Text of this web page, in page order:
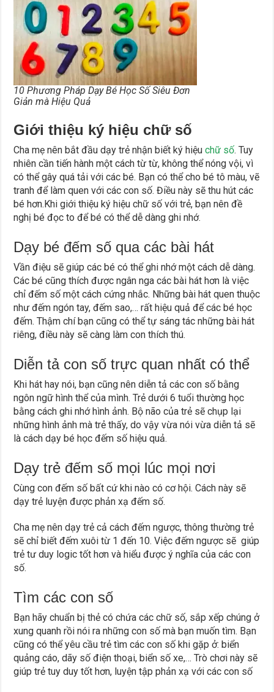
10 Phương Pháp Dạy Bé Học Số Siêu Đơn
Giản mà Hiệu Quả
Giới thiệu ký hiệu chữ số
Cha mẹ nên bắt đầu dạy trẻ nhận biết ký hiệuchữ số. Tuy
nhiên cần tiến hành một cách từ từ, không thể nóng vội, vì
có thể gây quá tải với các bé. Bạn có thể cho bé tô màu, vẽ
tranh để làm quen với các con số. Điều này sẽ thu hút các
bé hơn.Khi giới thiệu ký hiệu chữ số với trẻ, bạn nên đề
nghị bé đọc to để bé có thể dễ dàng ghi nhớ.
Dạy bé đếm số qua các bài hát
Vần điệu sẽ giúp các bé có thể ghi nhớ một cách dễ dàng.
Các bé cũng thích được ngân nga các bài hát hơn là việc
chỉ đếm số một cách cứng nhắc. Những bài hát quen thuộc
như đếm ngón tay, đếm sao,… rất hiệu quả để các bé học
đếm. Thậm chí bạn cũng có thể tự sáng tác những bài hát
riêng, điều này sẽ càng làm con thích thú.
Diễn tả con số trực quan nhất có thể
Khi hát hay nói, bạn cũng nên diễn tả các con số bằng
ngôn ngữ hình thể của mình. Trẻ dưới 6 tuổi thường học
bằng cách ghi nhớ hình ảnh. Bộ não của trẻ sẽ chụp lại
những hình ảnh mà trẻ thấy, do vậy vừa nói vừa diễn tả sẽ
là cách dạy bé học đếm số hiệu quả.
Dạy trẻ đếm số mọi lúc mọi nơi
Cùng con đếm số bất cứ khi nào có cơ hội. Cách này sẽ
dạy trẻ luyện được phản xạ đếm số.
Cha mẹ nên dạy trẻ cả cách đếm ngược, thông thường trẻ
sẽ chỉ biết đếm xuôi từ 1 đến 10. Việc đếm ngược sẽ giúp
trẻ tư duy logic tốt hơn và hiểu được ý nghĩa của các con
số.
Tìm các con số
Bạn hãy chuẩn bị thẻ có chứa các chữ số, sắp xếp chúng ở
xung quanh rồi nói ra những con số mà bạn muốn tìm. Bạn
cũng có thể yêu cầu trẻ tìm các con số khi gặp ở: biển
quảng cáo, dãy số điện thoại, biển số xe,… Trò chơi này sẽ
giúp trẻ tuy duy tốt hơn, luyện tập phản xạ với các con số